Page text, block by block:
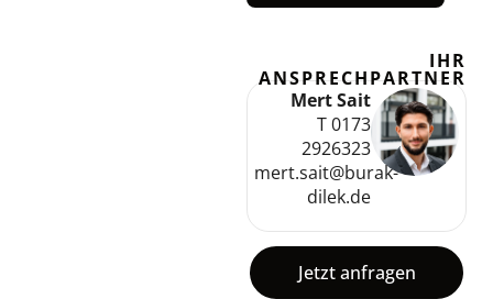
IHR
ANSPRECHPARTNER
Mert Sait
T 0173
2926323
mert.sait@burak-
dilek.de
Jetzt anfragen